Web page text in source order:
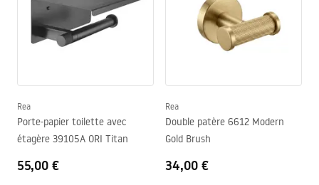
Rea
Porte-papier toilette avec
étagère 39105A ORI Titan
55,00 €
Rea
Double patère 6612 Modern
Gold Brush
34,00 €